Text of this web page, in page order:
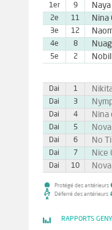
1er
9
2e
11 Nina
3e
12
4e
8
5e
2
Dai 1
Dai
3
Dai
4 Nina
Dai
5
Dai
6 No
Dai
7 Nice
Dai
10
Protégé des antérieurs
Déferré des antérieurs
RAPPORTS